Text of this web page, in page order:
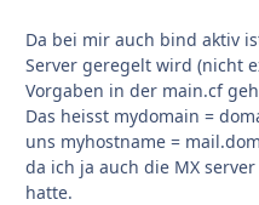
Da bei mir auch bind aktiv
Server geregelt wird (nicht
Vorgaben in der main.cf
Das heisst mydomain =
uns myhostname =
da ich ja auch die MX
hatte.